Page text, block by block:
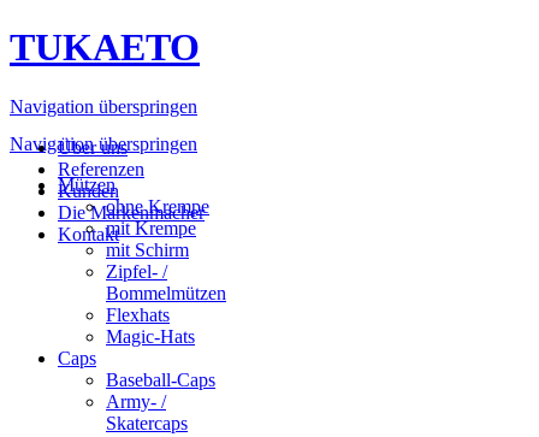
TUKAETO
Navigation überspringen
Über uns
Referenzen
Kunden
Die Markenmacher
Kontakt
Navigation überspringen
Mützen
ohne Krempe
mit Krempe
mit Schirm
Zipfel- /
Bommelmützen
Flexhats
Magic-Hats
Caps
Baseball-Caps
Army- /
Skatercaps